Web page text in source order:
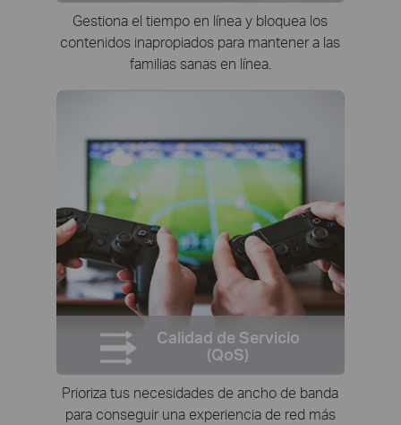
Gestiona el tiempo en línea y bloquea los
contenidos inapropiados para mantener a las
familias sanas en línea.
Calidad de Servicio
(QoS)
Prioriza tus necesidades de ancho de banda
para conseguir una experiencia de red más